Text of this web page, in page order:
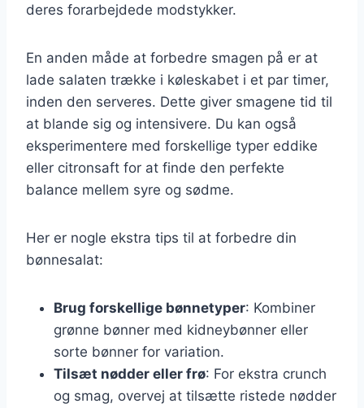
deres forarbejdede modstykker.
En anden måde at forbedre smagen på er at
lade salaten trække i køleskabet i et par timer,
inden den serveres. Dette giver smagene tid til
at blande sig og intensivere. Du kan også
eksperimentere med forskellige typer eddike
eller citronsaft for at finde den perfekte
balance mellem syre og sødme.
Her er nogle ekstra tips til at forbedre din
bønnesalat:
Brug forskellige bønnetyper: Kombiner
grønne bønner med kidneybønner eller
sorte bønner for variation.
Tilsæt nødder eller frø: For ekstra crunch
og smag, overvej at tilsætte ristede nødder